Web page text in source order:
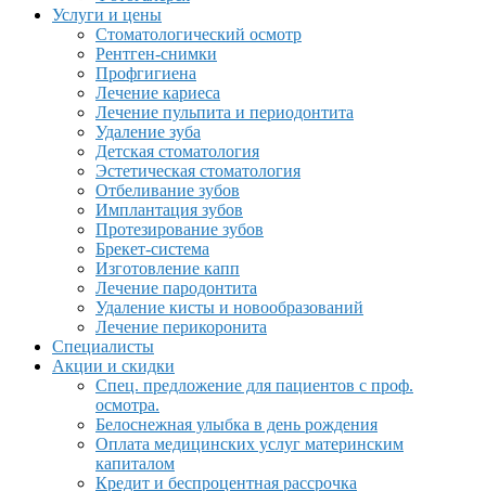
Услуги и цены
Стоматологический осмотр
Рентген-снимки
Профгигиена
Лечение кариеса
Лечение пульпита и периодонтита
Удаление зуба
Детская стоматология
Эстетическая стоматология
Отбеливание зубов
Имплантация зубов
Протезирование зубов
Брекет-система
Изготовление капп
Лечение пародонтита
Удаление кисты и новообразований
Лечение перикоронита
Специалисты
Акции и скидки
Спец. предложение для пациентов с проф.
осмотра.
Белоснежная улыбка в день рождения
Оплата медицинских услуг материнским
капиталом
Кредит и беспроцентная рассрочка